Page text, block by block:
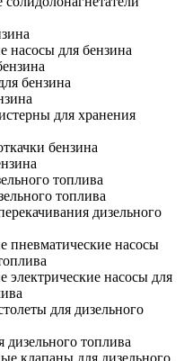
насосы для бензина
бензина
для хранения
бензина
топлива
топлива
дизельного
пневматические насосы
электрические насосы для
для дизельного
дизельного топлива